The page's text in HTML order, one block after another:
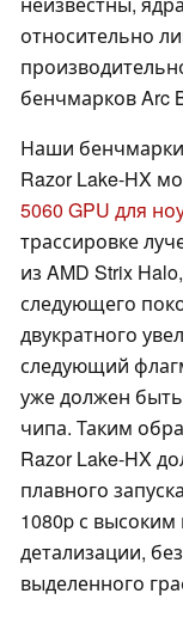
относительно
бенчмарков Arc
Наши бенчмарки
Razor Lake-HX
5060 GPU для
трассировке
из AMD Strix
следующего
двукратного
следующий
уже должен
чипа. Таким
Razor Lake-HX
плавного
1080p с
детализации,
выделенного